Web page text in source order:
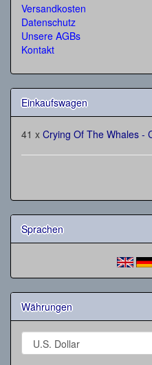
Versandkosten
Datenschutz
Unsere AGBs
Kontakt
Einkaufswagen
41 x Crying Of The Whales -
Sprachen
Währungen